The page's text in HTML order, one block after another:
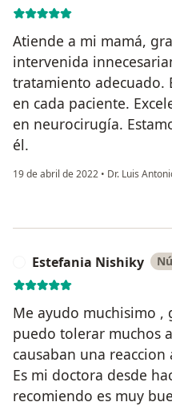
Atiende a mi mamá,
intervenida
tratamiento adecuado.
en cada paciente.
en neurocirugía.
él.
19 de abril de 2022 • Dr. Luis
Estefania Nishiky
Me ayudo muchisimo ,
puedo tolerar muchos
causaban una reaccion
Es mi doctora desde
recomiendo es muy